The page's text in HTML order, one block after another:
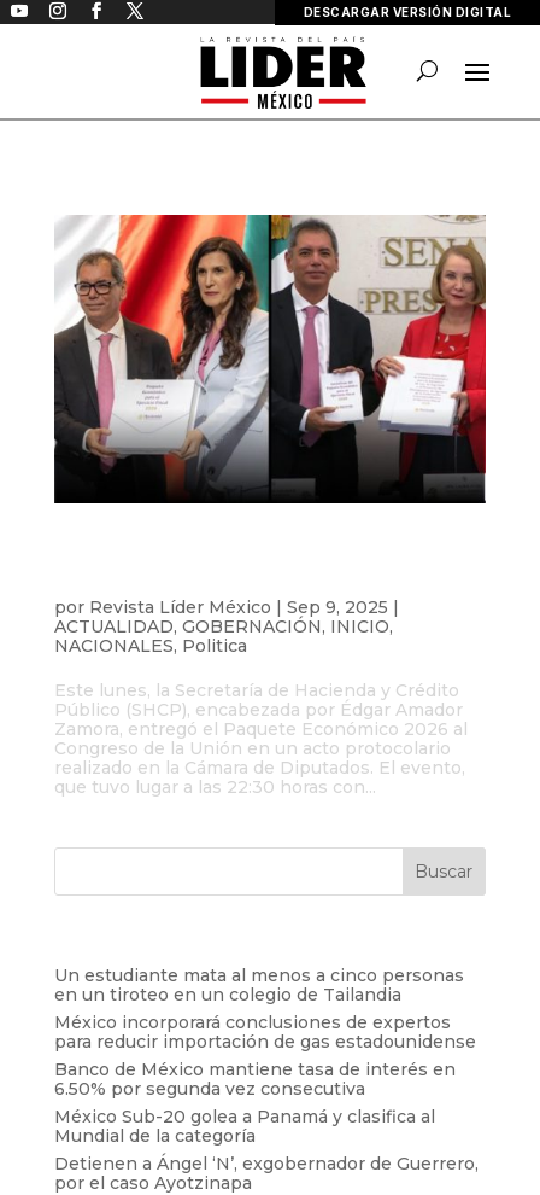
DESCARGAR VERSIÓN DIGITAL
por Revista Líder México | Sep 9, 2025 |
ACTUALIDAD, GOBERNACIÓN, INICIO,
NACIONALES, Politica
Este lunes, la Secretaría de Hacienda y Crédito
Público (SHCP), encabezada por Édgar Amador
Zamora, entregó el Paquete Económico 2026 al
Congreso de la Unión en un acto protocolario
realizado en la Cámara de Diputados. El evento,
que tuvo lugar a las 22:30 horas con...
Un estudiante mata al menos a cinco personas
en un tiroteo en un colegio de Tailandia
México incorporará conclusiones de expertos
para reducir importación de gas estadounidense
Banco de México mantiene tasa de interés en
6.50% por segunda vez consecutiva
México Sub-20 golea a Panamá y clasifica al
Mundial de la categoría
Detienen a Ángel ‘N’, exgobernador de Guerrero,
por el caso Ayotzinapa